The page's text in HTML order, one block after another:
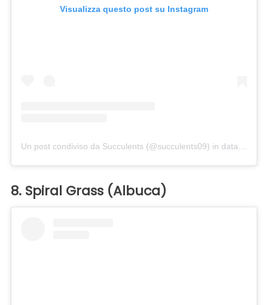
Visualizza questo post su Instagram
Un post condiviso da Succulents (@succulents09) in data:
8. Spiral Grass (Albuca)